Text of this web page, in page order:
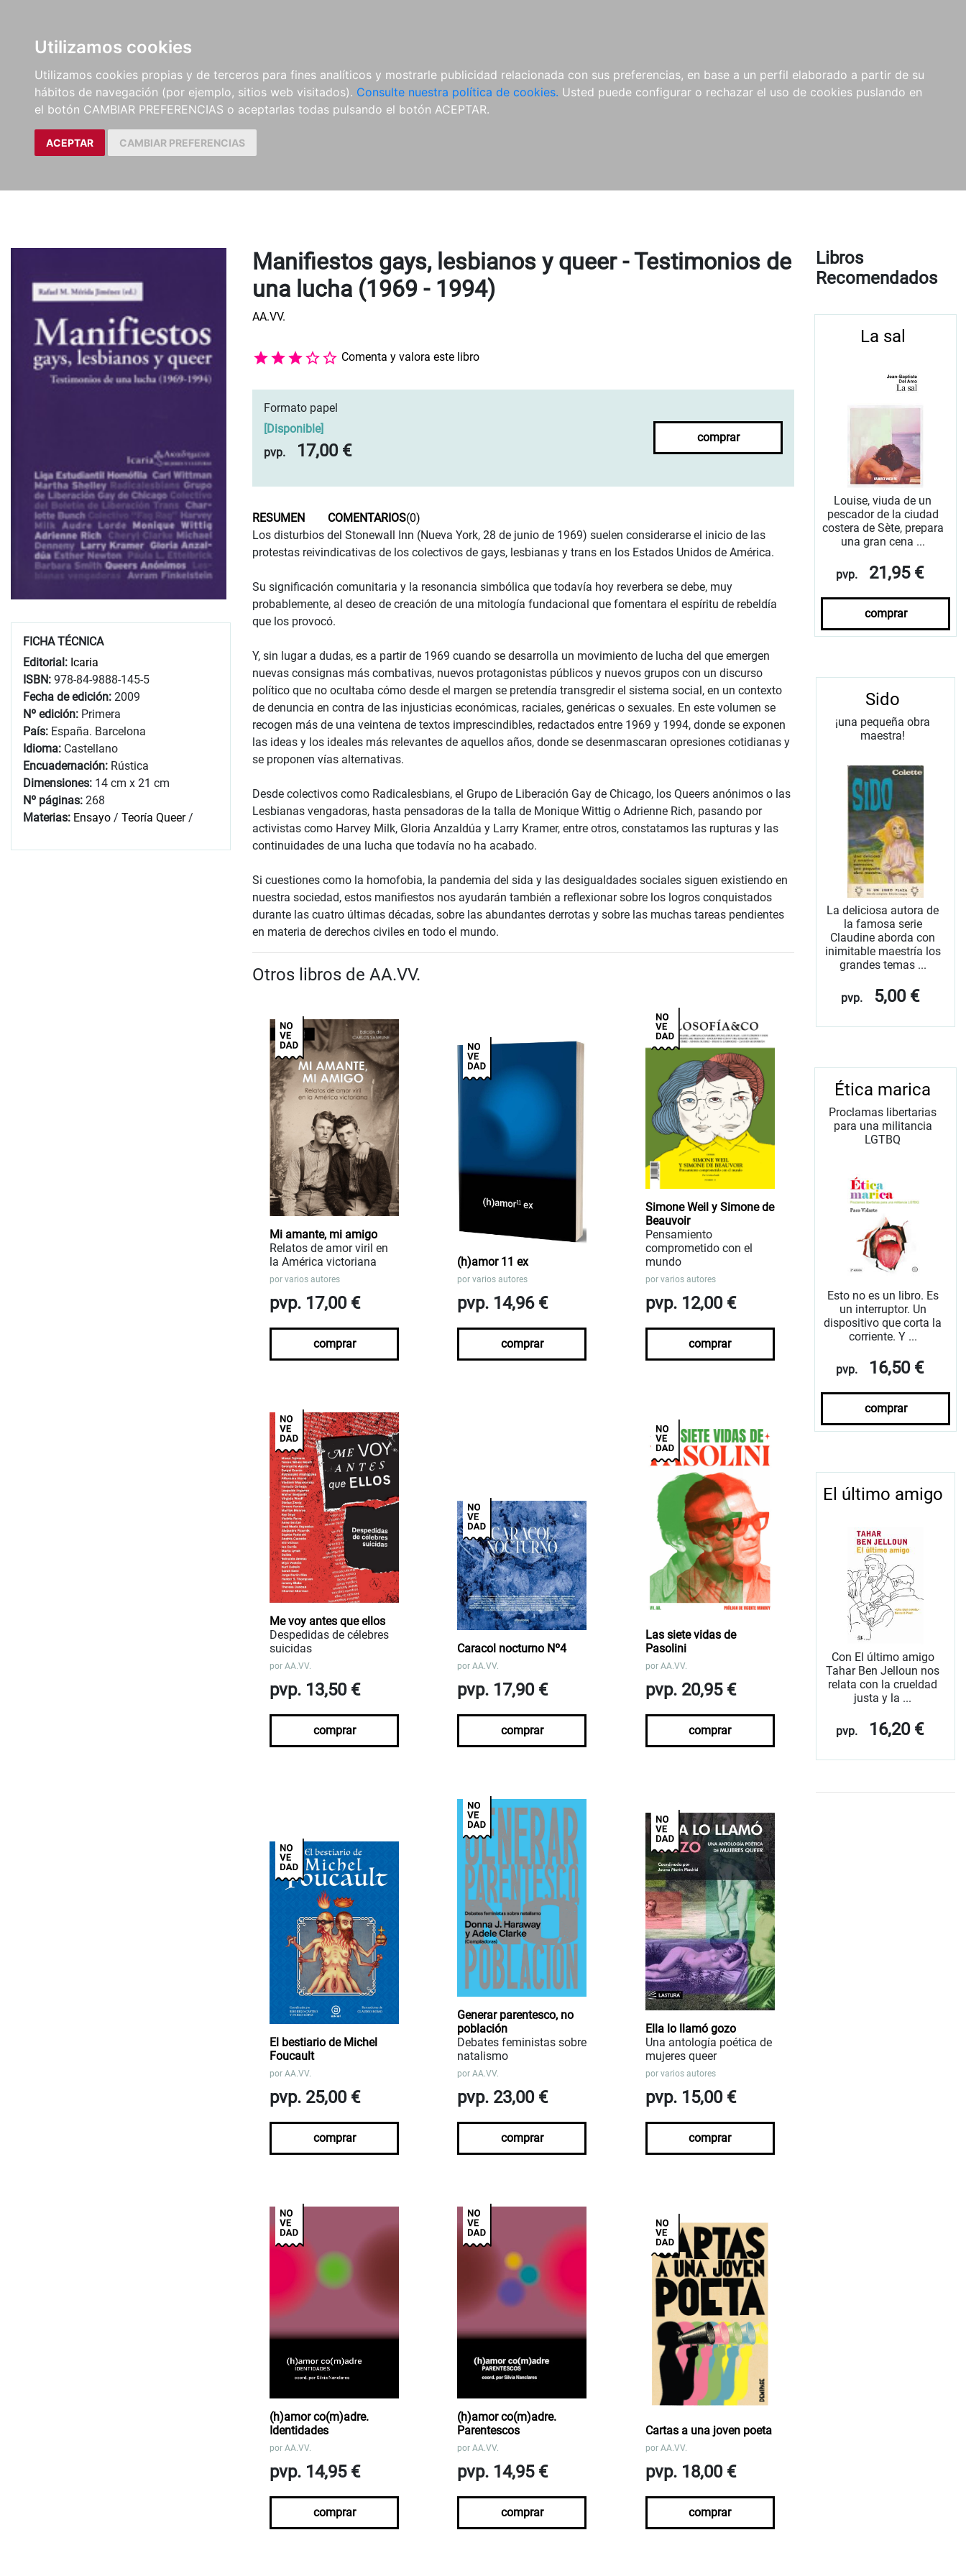
Utilizamos cookies
Utilizamos cookies propias y de terceros para fines analíticos y mostrarle publicidad relacionada con sus preferencias, en base a un perfil elaborado a partir de su
hábitos de navegación (por ejemplo, sitios web visitados). Consulte nuestra política de cookies. Usted puede configurar o rechazar el uso de cookies puslando en
el botón CAMBIAR PREFERENCIAS o aceptarlas todas pulsando el botón ACEPTAR.
ACEPTAR CAMBIAR PREFERENCIAS
FICHA TÉCNICA
Editorial: Icaria
ISBN: 978-84-9888-145-5
Fecha de edición: 2009
Nº edición: Primera
País: España. Barcelona
Idioma: Castellano
Encuadernación: Rústica
Dimensiones: 14 cm x 21 cm
Nº páginas: 268
Materias: Ensayo / Teoría Queer/
Manifiestos gays, lesbianos y queer - Testimonios de
una lucha (1969 - 1994)
AA.VV.
Comenta y valora este libro
Formato papel
[Disponible]
pvp.
17,00 €
comprar
RESUMEN COMENTARIOS(0)
Los disturbios del Stonewall Inn (Nueva York, 28 de junio de 1969) suelen considerarse el inicio de las
protestas reivindicativas de los colectivos de gays, lesbianas y trans en los Estados Unidos de América.
Su significación comunitaria y la resonancia simbólica que todavía hoy reverbera se debe, muy
probablemente, al deseo de creación de una mitología fundacional que fomentara el espíritu de rebeldía
que los provocó.
Y, sin lugar a dudas, es a partir de 1969 cuando se desarrolla un movimiento de lucha del que emergen
nuevas consignas más combativas, nuevos protagonistas públicos y nuevos grupos con un discurso
político que no ocultaba cómo desde el margen se pretendía transgredir el sistema social, en un contexto
de denuncia en contra de las injusticias económicas, raciales, genéricas o sexuales. En este volumen se
recogen más de una veintena de textos imprescindibles, redactados entre 1969 y 1994, donde se exponen
las ideas y los ideales más relevantes de aquellos años, donde se desenmascaran opresiones cotidianas y
se proponen vías alternativas.
Desde colectivos como Radicalesbians, el Grupo de Liberación Gay de Chicago, los Queers anónimos o las
Lesbianas vengadoras, hasta pensadoras de la talla de Monique Wittig o Adrienne Rich, pasando por
activistas como Harvey Milk, Gloria Anzaldúa y Larry Kramer, entre otros, constatamos las rupturas y las
continuidades de una lucha que todavía no ha acabado.
Si cuestiones como la homofobia, la pandemia del sida y las desigualdades sociales siguen existiendo en
nuestra sociedad, estos manifiestos nos ayudarán también a reflexionar sobre los logros conquistados
durante las cuatro últimas décadas, sobre las abundantes derrotas y sobre las muchas tareas pendientes
en materia de derechos civiles en todo el mundo.
Otros libros de AA.VV.
Mi amante, mi amigo
Relatos de amor viril en
la América victoriana
por varios autores
pvp. 17,00 €
comprar
(h)amor 11 ex
porvarios autores
pvp. 14,96 €
comprar
Simone Weil y Simone de
Beauvoir
Pensamiento
comprometido con el
mundo
por varios autores
pvp. 12,00 €
comprar
Me voy antes que ellos
Despedidas de célebres
suicidas
por AA.VV.
pvp. 13,50 €
comprar
Caracol nocturno Nº4
porAA.VV.
pvp. 17,90 €
comprar
Las siete vidas de
Pasolini
por AA.VV.
pvp. 20,95 €
comprar
El bestiario de Michel
Foucault
por AA.VV.
pvp. 25,00 €
comprar
Generar parentesco, no
población
Debates feministas sobre
natalismo
porAA.VV.
pvp. 23,00 €
comprar
Ella lo llamó gozo
Una antología poética de
mujeres queer
por varios autores
pvp. 15,00 €
comprar
(h)amor co(m)adre.
Identidades
por AA.VV.
pvp. 14,95 €
comprar
(h)amor co(m)adre.
Parentescos
porAA.VV.
pvp. 14,95 €
comprar
Cartas a una joven poeta
por AA.VV.
pvp. 18,00 €
comprar
Libros
Recomendados
La sal
Louise, viuda de un
pescador de la ciudad
costera de Sète, prepara
una gran cena ...
pvp. 21,95 €
comprar
Sido
¡una pequeña obra
maestra!
La deliciosa autora de
la famosa serie
Claudine aborda con
inimitable maestría los
grandes temas ...
pvp. 5,00 €
Ética marica
Proclamas libertarias
para una militancia
LGTBQ
Esto no es un libro. Es
un interruptor. Un
dispositivo que corta la
corriente. Y ...
pvp. 16,50 €
comprar
El último amigo
Con El último amigo
Tahar Ben Jelloun nos
relata con la crueldad
justa y la ...
pvp. 16,20 €